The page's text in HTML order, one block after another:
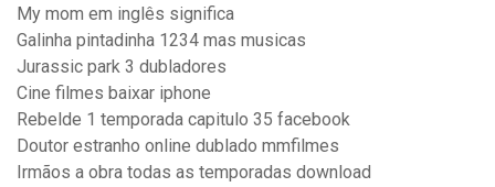
My mom em inglês significa
Galinha pintadinha 1234 mas musicas
Jurassic park 3 dubladores
Cine filmes baixar iphone
Rebelde 1 temporada capitulo 35 facebook
Doutor estranho online dublado mmfilmes
Irmãos a obra todas as temporadas download